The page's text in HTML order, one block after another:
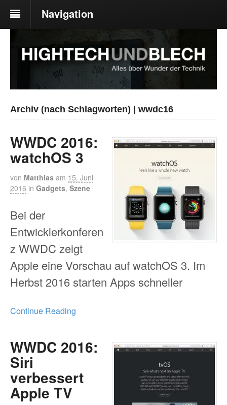
Navigation
Archiv (nach Schlagworten) | wwdc16
WWDC 2016:
watchOS 3
von Matthias am 15. Juni
2016 in Gadgets, Szene
Bei der
Entwicklerkonferen
z WWDC zeigt
Apple eine Vorschau auf watchOS 3. Im
Herbst 2016 starten Apps schneller
Continue Reading
WWDC 2016:
Siri
verbessert
Apple TV